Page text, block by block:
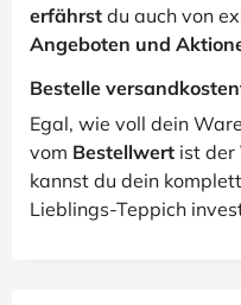
erfährst du auch von
Angeboten und
Bestelle
Egal, wie voll dein
vom Bestellwert ist der
kannst du dein
Lieblings-Teppich